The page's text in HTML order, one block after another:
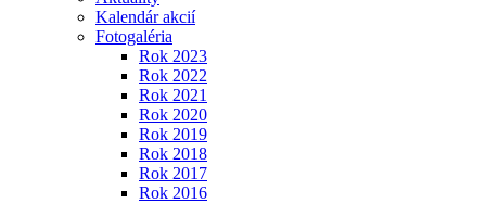
Kalendár akcií
Fotogaléria
Rok 2023
Rok 2022
Rok 2021
Rok 2020
Rok 2019
Rok 2018
Rok 2017
Rok 2016